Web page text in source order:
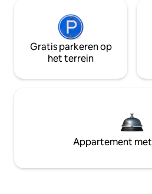
Gratis parkeren op
het terrein
Appartement